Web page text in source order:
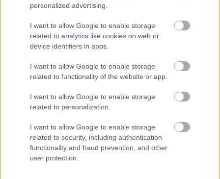
personalized advertising.
I want to allow Google to enable storage
related to analytics like cookies on web or
device identifiers in apps.
I want to allow Google to enable storage
related to functionality of the website or app.
I want to allow Google to enable storage
related to personalization.
I want to allow Google to enable storage
related to security, including authentication
functionality and fraud prevention, and other
user protection.
5 perc alatt tölthető elektromos busz-villamos hibrid
áll üzembe Londonban
A különleges járművek jövő évtől kezdik szállítani az
utasokat a brit fővárosban.